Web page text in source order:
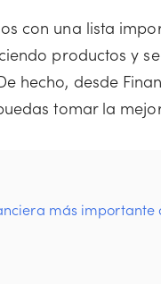
con una lista
productos y
hecho, desde
tomar la
más importante